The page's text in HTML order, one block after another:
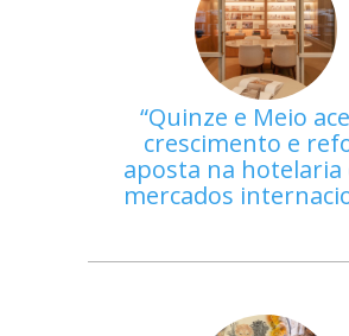
Quinze e Meio
crescimento e
aposta na hotelaria
mercados